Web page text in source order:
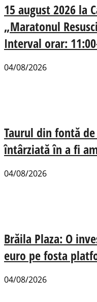
15 august 2026 la
„Maratonul
Interval orar:
04/08/2026
Taurul din fontă
întârziată în a fi
04/08/2026
Brăila Plaza: O
euro pe fosta
04/08/2026